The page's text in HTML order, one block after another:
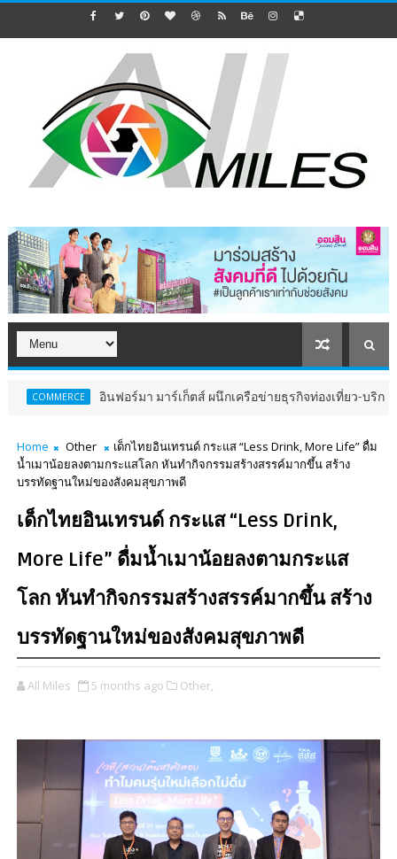
อินฟอร์มา มาร์เก็ตส์ ผนึกเครือข่ายธุรกิจท่องเที่ยว-บริการ จัด Food &
Home Other
เด็กไทยอินเทรนด์ กระแส “Less Drink, More Life” ดื่ม
น้ำเมาน้อยลงตามกระแสโลก หันทำกิจกรรมสร้างสรรค์มากขึ้น สร้าง
บรรทัดฐานใหม่ของสังคมสุขภาพดี
เด็กไทยอินเทรนด์ กระแส “Less Drink,
More Life” ดื่มน้ำเมาน้อยลงตามกระแส
โลก หันทำกิจกรรมสร้างสรรค์มากขึ้น สร้าง
บรรทัดฐานใหม่ของสังคมสุขภาพดี
All Miles 5 months ago Other,